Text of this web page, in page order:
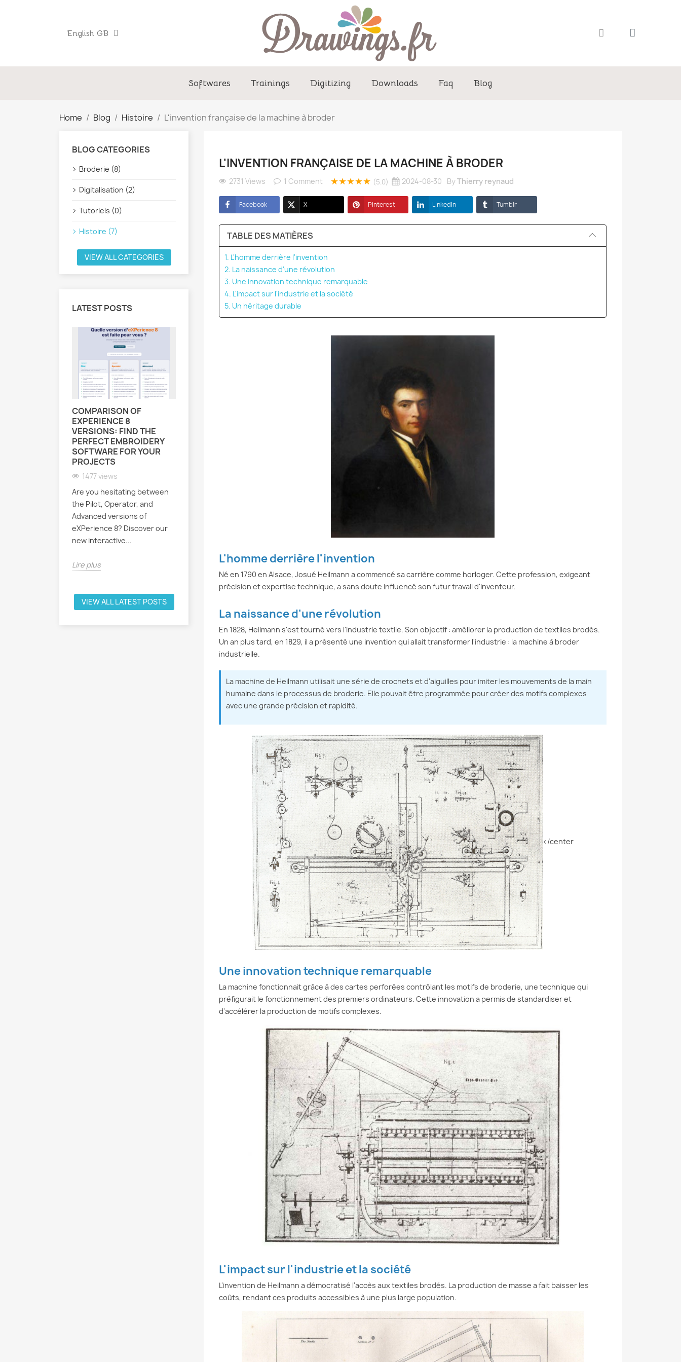
English GB
Softwares Trainings Digitizing Downloads Faq Blog
Home Blog Histoire L'invention française de la machine à broder
BLOG CATEGORIES
Broderie (8)
Digitalisation (2)
Tutoriels (0)
Histoire (7)
VIEW ALL CATEGORIES
LATEST POSTS
COMPARISON OF
EXPERIENCE 8
VERSIONS: FIND THE
PERFECT EMBROIDERY
SOFTWARE FOR YOUR
PROJECTS
1477 views
Are you hesitating between
the Pilot, Operator, and
Advanced versions of
eXPerience 8? Discover our
new interactive...
Lire plus
LA BRODERIE AU 19-ÈME
Découvrez l'évolution de la
broderie s'est transformée
VIEW ALL LATEST POSTS
L'INVENTION FRANÇAISE DE LA MACHINE À BRODER
2731 Views 1 Comment ★★★★★ (5.0) 2024-08-30 ByThierry reynaud
Facebook X Pinterest LinkedIn Tumblr
TABLE DES MATIÈRES
1. L'homme derrière l'invention
2. La naissance d'une révolution
3. Une innovation technique remarquable
4. L'impact sur l'industrie et la société
5. Un héritage durable
L'homme derrière l'invention
Né en 1790 en Alsace, Josué Heilmann a commencé sa carrière comme horloger. Cette profession, exigeant
précision et expertise technique, a sans doute influencé son futur travail d'inventeur.
La naissance d'une révolution
En 1828, Heilmann s'est tourné vers l'industrie textile. Son objectif : améliorer la production de textiles brodés.
Un an plus tard, en 1829, il a présenté une invention qui allait transformer l'industrie : la machine à broder
industrielle.
La machine de Heilmann utilisait une série de crochets et d'aiguilles pour imiter les mouvements de la main
humaine dans le processus de broderie. Elle pouvait être programmée pour créer des motifs complexes
avec une grande précision et rapidité.
</center
Une innovation technique remarquable
La machine fonctionnait grâce à des cartes perforées contrôlant les motifs de broderie, une technique qui
préfigurait le fonctionnement des premiers ordinateurs. Cette innovation a permis de standardiser et
d'accélérer la production de motifs complexes.
L'impact sur l'industrie et la société
L'invention de Heilmann a démocratisé l'accès aux textiles brodés. La production de masse a fait baisser les
coûts, rendant ces produits accessibles à une plus large population.